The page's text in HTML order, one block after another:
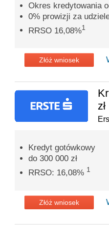
Okres kredytowania
0% prowizji za
RRSO 16,08%1
Złóż wniosek
zł
Kredyt gotówkowy
do 300 000 zł
RRSO: 16,08% 1
Złóż wniosek